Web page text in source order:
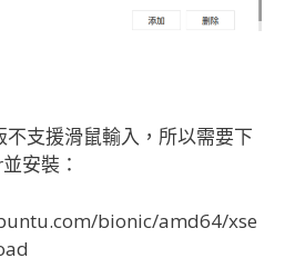
支援滑鼠輸入，所以需要下
安裝：
bionic/amd64/xse